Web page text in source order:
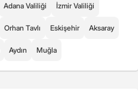
Adana Valiliği İzmir Valiliği
Orhan Tavlı Eskişehir Aksaray
Aydın Muğla